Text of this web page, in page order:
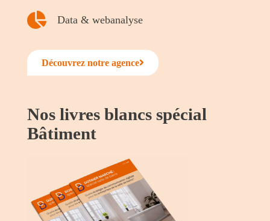
Data & webanalyse
Découvrez notre agence
Nos livres blancs spécial
Bâtiment